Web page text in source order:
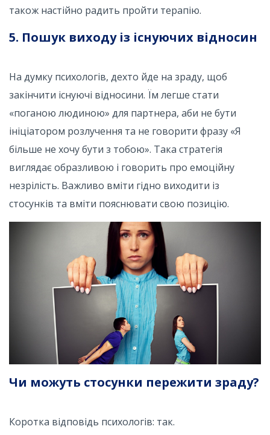
також настійно радить пройти терапію.
5. Пошук виходу із існуючих відносин
На думку психологів, дехто йде на зраду, щоб
закінчити існуючі відносини. Їм легше стати
«поганою людиною» для партнера, аби не бути
ініціатором розлучення та не говорити фразу «Я
більше не хочу бути з тобою». Така стратегія
виглядає образливою і говорить про емоційну
незрілість. Важливо вміти гідно виходити із
стосунків та вміти пояснювати свою позицію.
Чи можуть стосунки пережити зраду?
Коротка відповідь психологів: так.